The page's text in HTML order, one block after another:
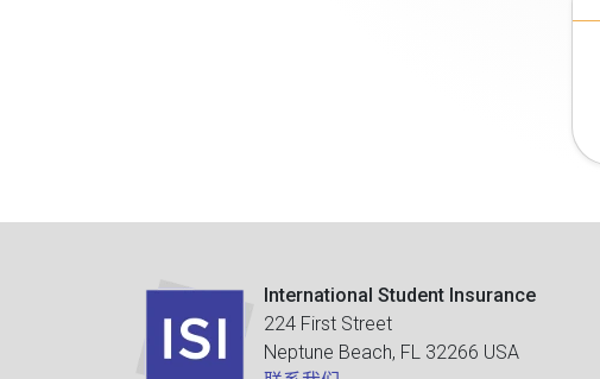
International Student Insurance
224 First Street
Neptune Beach, FL 32266 USA